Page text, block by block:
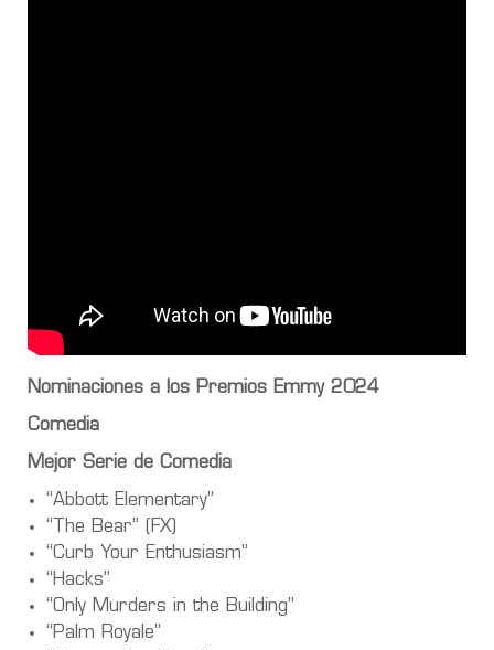
Nominaciones a los Premios Emmy 2024
Comedia
Mejor Serie de Comedia
“Abbott Elementary”
“The Bear” (FX)
“Curb Your Enthusiasm”
“Hacks”
“Only Murders in the Building”
“Palm Royale”